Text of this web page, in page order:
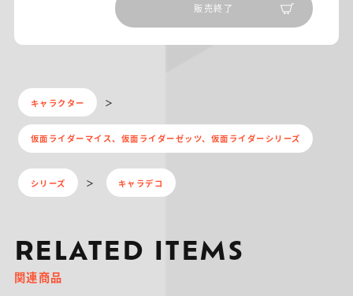
販売終了
キャラクター
仮面ライダーマイス、仮面ライダーゼッツ、仮面ライダーシリーズ
シリーズ キャラデコ
RELATED ITEMS
関連商品